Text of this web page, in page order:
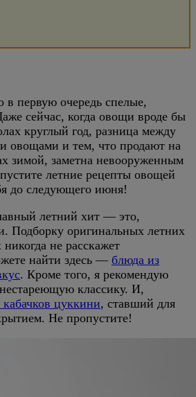
первую очередь спелые,
сейчас, когда овощи вроде бы
круглый год, разница между
овощами и тем, что продают на
зимой, заметна невооруженным
летние рецепты овощей
до следующего июня!
летний хит — это,
Подборку оригинальных летних
не расскажет
найти здесь — блюда из
. Кроме того, я рекомендую
классику. И,
кабачков цуккини, ставший для
Не пропустите!